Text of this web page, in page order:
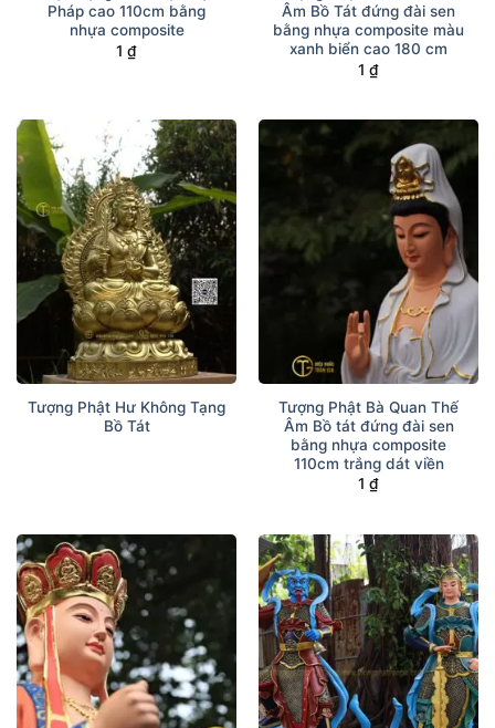
Pháp cao 110cm bằng
nhựa composite
1 ₫
Âm Bồ Tát đứng đài sen
bằng nhựa composite màu
xanh biển cao 180 cm
1 ₫
Tượng Phật Hư Không Tạng
Bồ Tát
Tượng Phật Bà Quan Thế
Âm Bồ tát đứng đài sen
bằng nhựa composite
110cm trắng dát viền
1 ₫